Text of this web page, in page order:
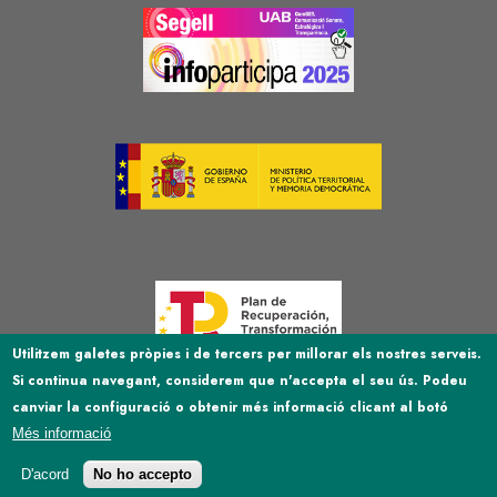
Image
Image
Utilitzem galetes pròpies i de tercers per millorar els nostres serveis.
Si continua navegant, considerem que n'accepta el seu ús. Podeu
canviar la configuració o obtenir més informació clicant al botó
Més informació
D'acord No ho accepto